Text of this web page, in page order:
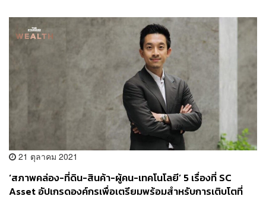
21 ตุลาคม 2021
‘สภาพคล่อง-ที่ดิน-สินค้า-ผู้คน-เทคโนโลยี’ 5 เรื่องที่ SC
Asset อัปเกรดองค์กรเพื่อเตรียมพร้อมสำหรับการเติบโตที่